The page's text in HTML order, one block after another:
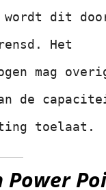
wordt dit
Het
mag
de
toelaat.
Power